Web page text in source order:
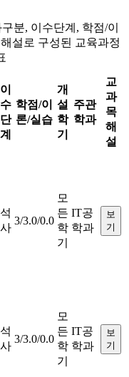
분, 이수단계, 학점/이
설로 구성된 교육과정
이
수
단
계
학점/이
론/실습
개
설
학
기
주관
학과
교
과
목
해
설
석
사
3/3.0/0.0
모
든
학
기
IT공
학과
보
기
석
사
3/3.0/0.0
모
든
학
기
IT공
학과
보
기